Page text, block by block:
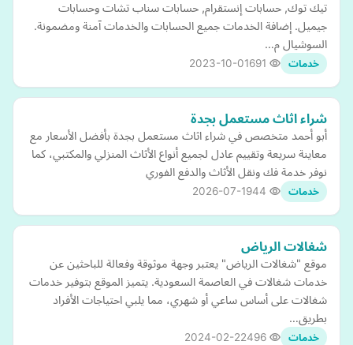
تيك توك, حسابات إنستقرام, حسابات سناب تشات وحسابات
جيميل. إضافة الخدمات جميع الحسابات والخدمات آمنة ومضمونة.
السوشيال م…
خدمات 2023-10-01
شراء اثاث مستعمل بجدة
أبو أحمد متخصص في شراء اثاث مستعمل بجدة بأفضل الأسعار مع
معاينة سريعة وتقييم عادل لجميع أنواع الأثاث المنزلي والمكتبي، كما
نوفر خدمة فك ونقل الأثاث والدفع الفوري
خدمات 2026-07-19
شغالات الرياض
موقع "شغالات الرياض" يعتبر وجهة موثوقة وفعالة للباحثين عن
خدمات شغالات في العاصمة السعودية. يتميز الموقع بتوفير خدمات
شغالات على أساس ساعي أو شهري، مما يلبي احتياجات الأفراد
بطريق…
خدمات 2024-02-22